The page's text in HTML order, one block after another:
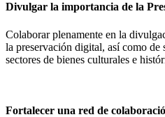
Divulgar la importancia de la
Colaborar plenamente en la
la preservación digital, así como de
sectores de bienes culturales e
Fortalecer una red de